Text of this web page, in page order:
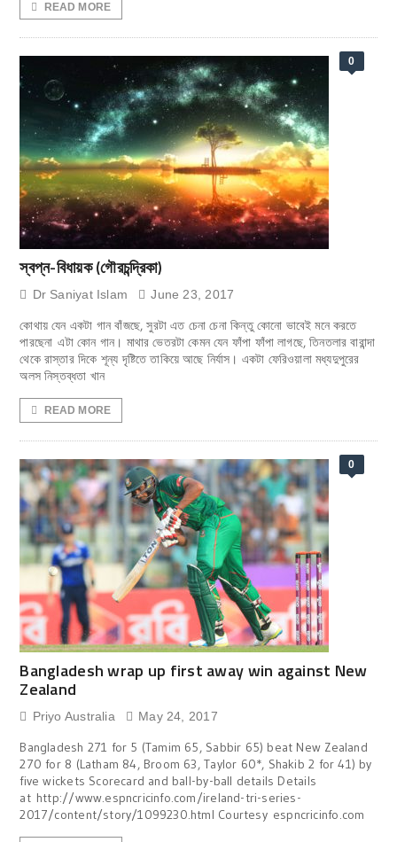
READ MORE
0
স্বপ্ন-বিধায়ক (গৌরচন্দ্রিকা)
Dr Saniyat Islam June 23, 2017
কোথায় যেন একটা গান বাঁজছে, সুরটা এত চেনা চেনা কিন্তু কোনো ভাবেই মনে করতে
পারছেনা এটা কোন গান। মাথার ভেতরটা কেমন যেন ফাঁপা ফাঁপা লাগছে, তিনতলার বারান্দা
থেকে রাস্তার দিকে শূন্য দৃষ্টিতে তাকিয়ে আছে নির্যাস। একটা ফেরিওয়ালা মধ্যদুপুরের
অলস নিস্তব্ধতা খান
READ MORE
0
Bangladesh wrap up first away win against New
Zealand
Priyo Australia May 24, 2017
Bangladesh 271 for 5 (Tamim 65, Sabbir 65) beat New Zealand
270 for 8 (Latham 84, Broom 63, Taylor 60*, Shakib 2 for 41) by
five wickets Scorecard and ball-by-ball details Details
at http://www.espncricinfo.com/ireland-tri-series-
2017/content/story/1099230.html Courtesy espncricinfo.com